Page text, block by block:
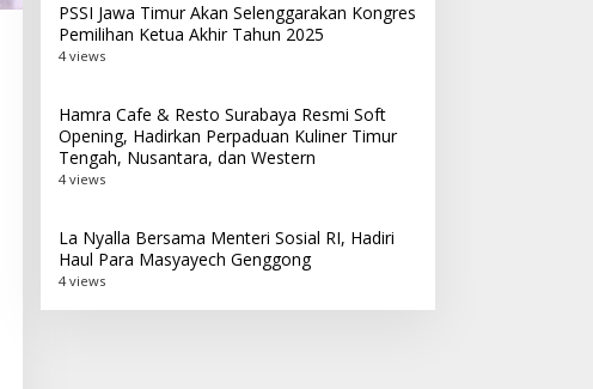
PSSI Jawa Timur Akan Selenggarakan Kongres
Pemilihan Ketua Akhir Tahun 2025
4 views
Hamra Cafe & Resto Surabaya Resmi Soft
Opening, Hadirkan Perpaduan Kuliner Timur
Tengah, Nusantara, dan Western
4 views
La Nyalla Bersama Menteri Sosial RI, Hadiri
Haul Para Masyayech Genggong
4 views